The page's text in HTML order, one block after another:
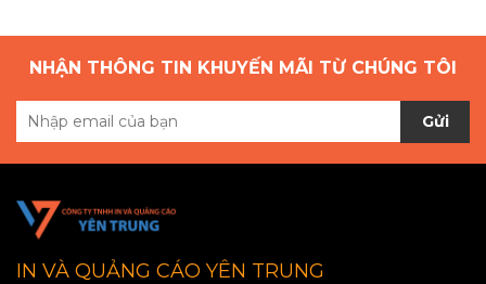
NHẬN THÔNG TIN KHUYẾN MÃI TỪ CHÚNG TÔI
Gửi
IN VÀ QUẢNG CÁO YÊN TRUNG